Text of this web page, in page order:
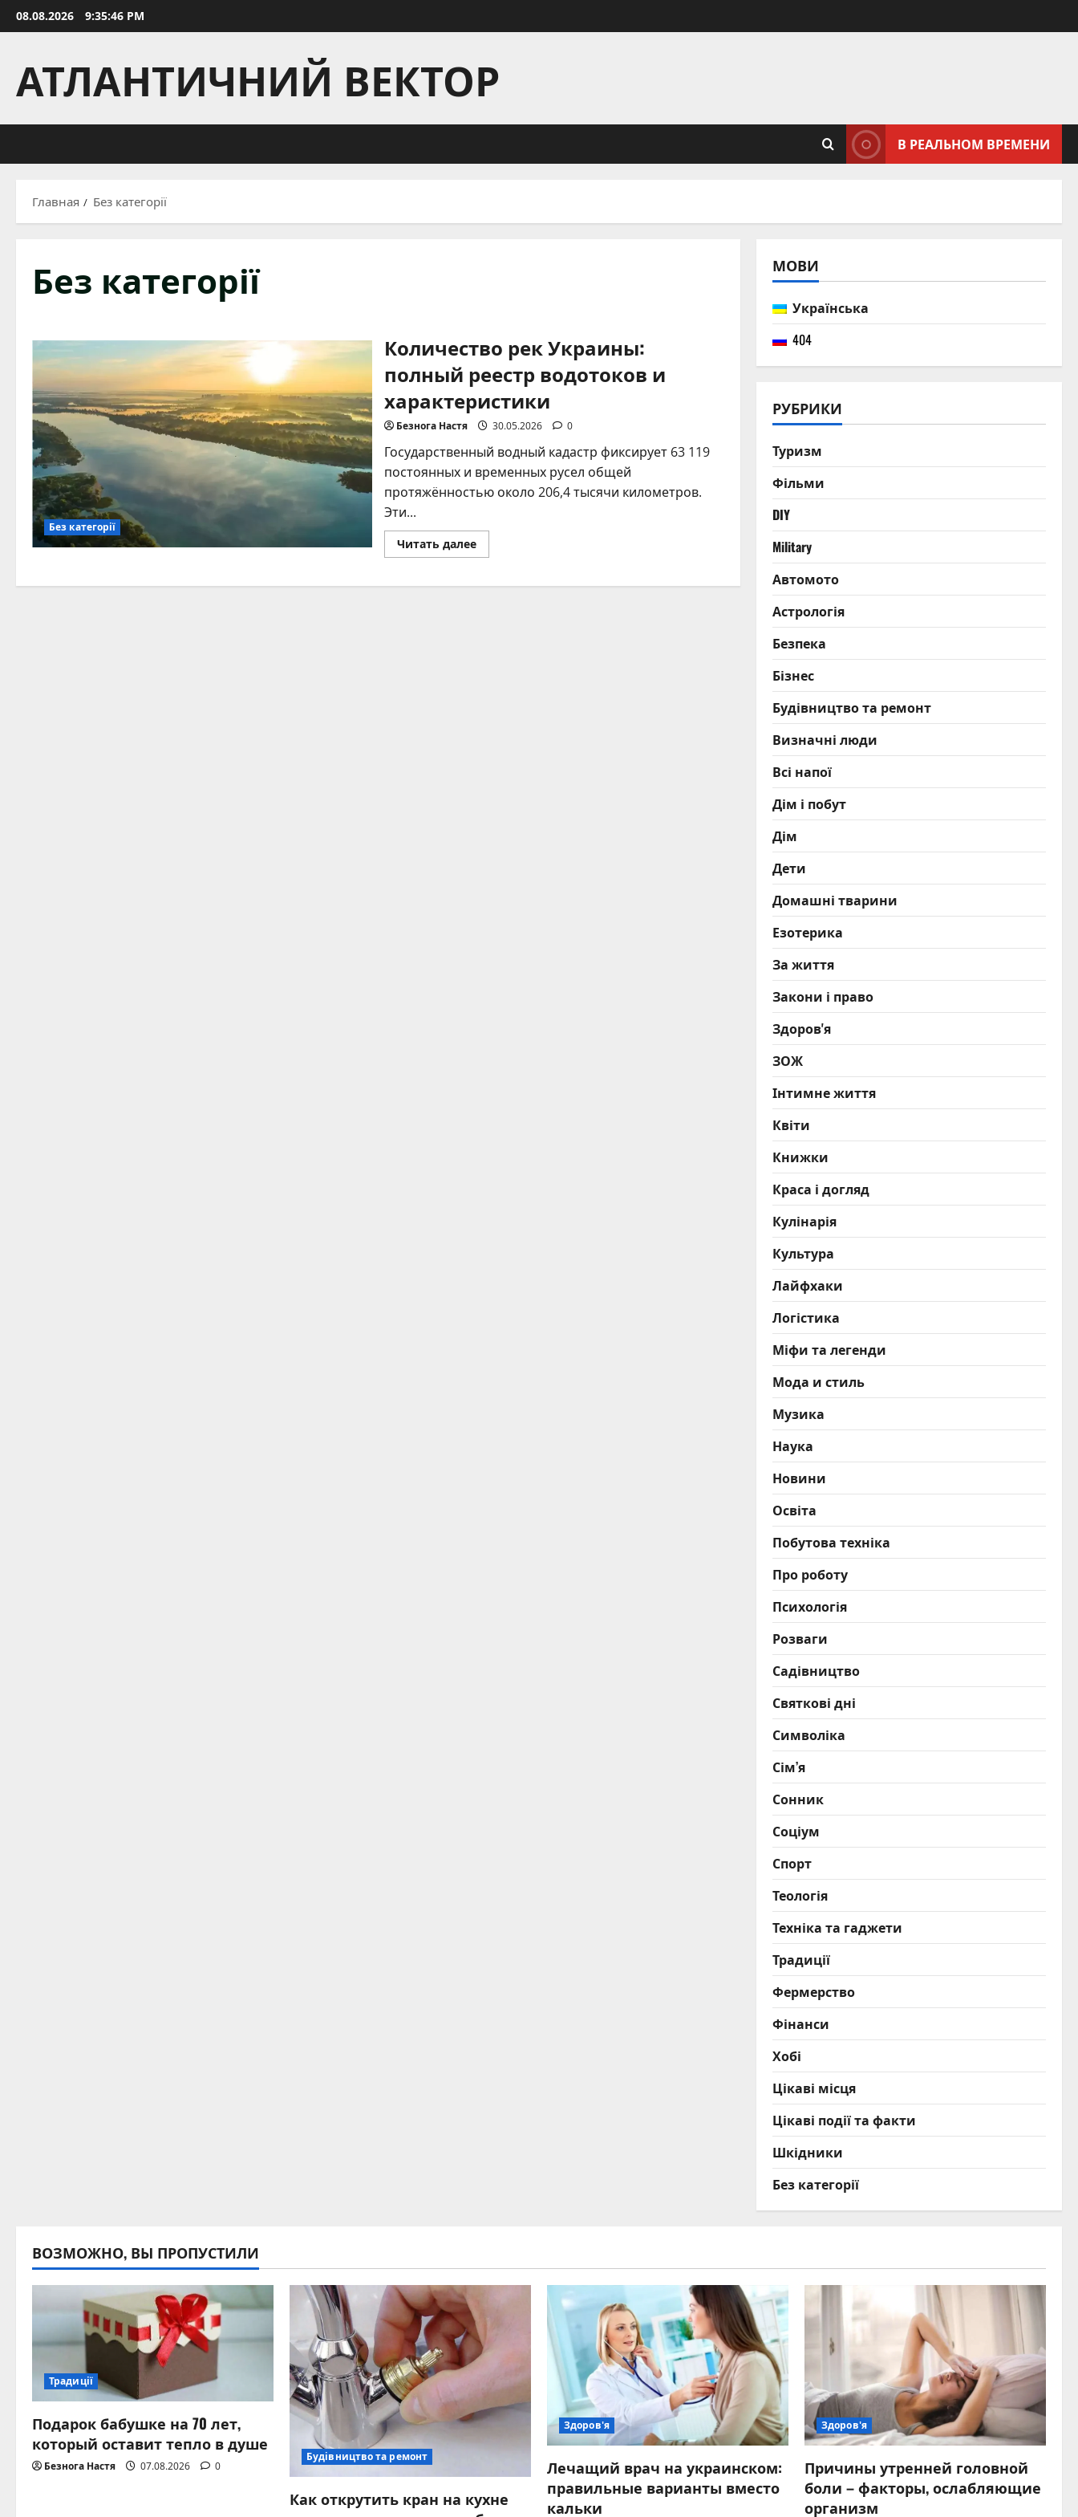
Перейти
к
08.08.2026 9:35:47 PM
АТЛАНТИЧНИЙ ВЕКТОР
В РЕАЛЬНОМ ВРЕМЕНИ
Главная Без категорії
Без категорії
Без категорії
Количество рек Украины:
полный реестр водотоков и
характеристики
Безнога Настя 30.05.2026 0
Государственный водный кадастр фиксирует 63 119
постоянных и временных русел общей
протяжённостью около 206,4 тысячи километров.
Эти...
Читать далееПрочитать
больше
рек
МОВИ
Українська
404
РУБРИКИ
Туризм
Фільми
DIY
Military
Автомото
Астрологія
Безпека
Бізнес
Будівництво та ремонт
Визначні люди
Всі напої
Дім і побут
Дім
Дети
Домашні тварини
Езотерика
За життя
Закони і право
Здоров'я
ЗОЖ
Інтимне життя
Квіти
Книжки
Краса і догляд
Кулінарія
Культура
Лайфхаки
Логістика
Міфи та легенди
Мода и стиль
Музика
Наука
Новини
Освіта
Побутова техніка
Про роботу
Психологія
Розваги
Садівництво
Святкові дні
Символіка
Сім’я
Сонник
Соціум
Спорт
Теологія
Техніка та гаджети
Традиції
Фермерство
Фінанси
Хобі
Цікаві місця
Цікаві події та факти
Шкідники
Без категорії
ВОЗМОЖНО, ВЫ ПРОПУСТИЛИ
Традиції
Подарок бабушке на 70 лет,
который оставит тепло в душе
Безнога Настя 07.08.2026 0
Будівництво та ремонт
Как открутить кран на кухне
Здоров'я
Лечащий врач на украинском:
правильные варианты вместо
кальки
Здоров'я
Причины утренней головной
боли – факторы, ослабляющие
организм